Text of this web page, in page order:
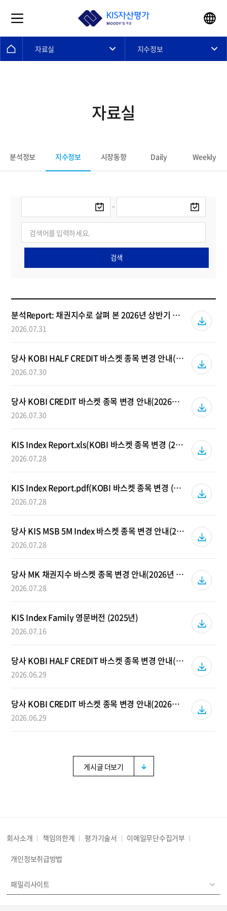
자료실 지수정보
자료실
분석정보 지수정보 시장동향 Daily Weekly
검색
분석Report: 채권지수로 살펴 본 2026년 상반기 성과분석
2026.07.31
당사 KOBI HALF CREDIT 바스켓 종목 변경 안내(2026년 8월)
2026.07.30
당사 KOBI CREDIT 바스켓 종목 변경 안내(2026년 8월)
2026.07.30
KIS Index Report.xls(KOBI 바스켓 종목 변경 (2026년 8월))
2026.07.28
KIS Index Report.pdf(KOBI 바스켓 종목 변경 (2026년 8월))
2026.07.28
당사 KIS MSB 5M Index 바스켓 종목 변경 안내(2026년 8월)
2026.07.28
당사 MK 채권지수 바스켓 종목 변경 안내(2026년 8월)
2026.07.28
KIS Index Family 영문버전 (2025년)
2026.07.16
당사 KOBI HALF CREDIT 바스켓 종목 변경 안내(2026년 7월)
2026.06.29
당사 KOBI CREDIT 바스켓 종목 변경 안내(2026년 7월)
2026.06.29
게시글 더보기
회사소개 책임의한계 평가기술서 이메일무단수집거부
개인정보취급방법
패밀리사이트